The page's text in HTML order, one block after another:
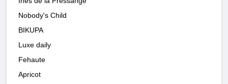
Nobody's Child
BIKUPA
Luxe daily
Fehaute
Apricot